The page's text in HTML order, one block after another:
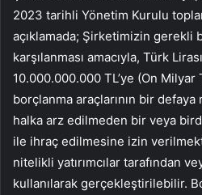
2023 tarihli Yönetim Kurulu
açıklamada; Şirketimizin gerekli
karşılanması amacıyla, Türk
10.000.000.000 TL’ye (On Milyar
borçlanma araçlarının bir
halka arz edilmeden bir veya
ile ihraç edilmesine izin
nitelikli yatırımcılar tarafından
kullanılarak gerçekleştirilebilir.